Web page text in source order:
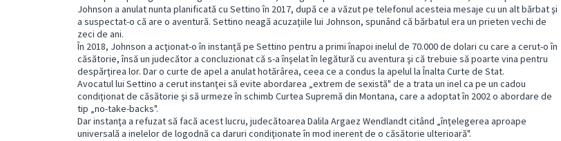
Johnson a anulat nunta planificată cu Settino în 2017, după ce a văzut pe telefonul acesteia mesaje cu un alt bărbat şi
a suspectat-o că are o aventură. Settino neagă acuzaţiile lui Johnson, spunând că bărbatul era un prieten vechi de
zeci de ani.
În 2018, Johnson a acţionat-o în instanţă pe Settino pentru a primi înapoi inelul de 70.000 de dolari cu care a cerut-o în
căsătorie, însă un judecător a concluzionat că s-a înşelat în legătură cu aventura şi că trebuie să poarte vina pentru
despărţirea lor. Dar o curte de apel a anulat hotărârea, ceea ce a condus la apelul la Înalta Curte de Stat.
Avocatul lui Settino a cerut instanţei să evite abordarea „extrem de sexistă" de a trata un inel ca pe un cadou
condiţionat de căsătorie şi să urmeze în schimb Curtea Supremă din Montana, care a adoptat în 2002 o abordare de
tip „no-take-backs".
Dar instanţa a refuzat să facă acest lucru, judecătoarea Dalila Argaez Wendlandt citând „înţelegerea aproape
universală a inelelor de logodnă ca daruri condiţionate în mod inerent de o căsătorie ulterioară".